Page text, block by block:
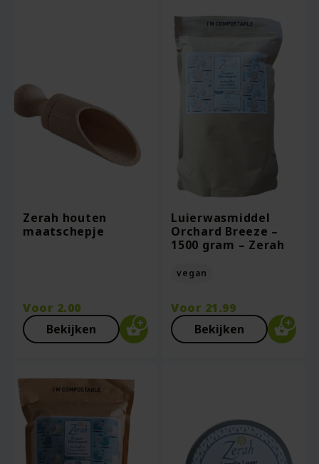
Zerah houten
maatschepje
Voor 2.00
Bekijken
Luierwasmiddel
Orchard Breeze –
1500 gram – Zerah
vegan
Voor 21.99
Bekijken